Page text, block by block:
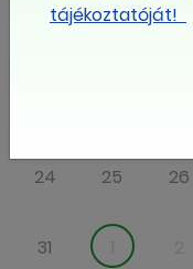
24 25 26
31
tájékoztatóját!